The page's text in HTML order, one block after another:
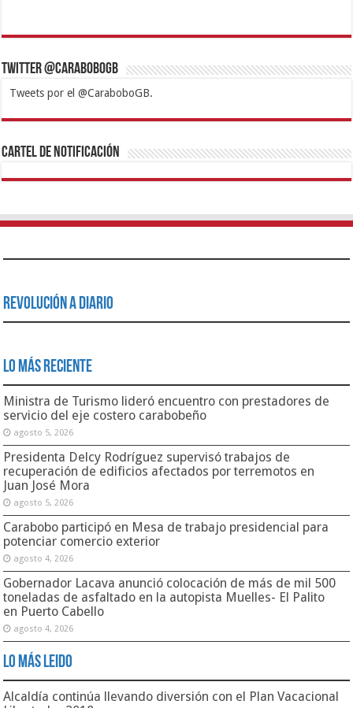
Twitter @CaraboboGB
Tweets por el @CaraboboGB.
1xbetBetturkeyBetistKralbetSupertotobetTipobetMatadorbetMariobet
https://mvbcasino.com/
Cartel de Notificación
Revolución a Diario
Lo Más Reciente
Ministra de Turismo lideró encuentro con prestadores de
servicio del eje costero carabobeño
agosto 5, 2026
Presidenta Delcy Rodríguez supervisó trabajos de
recuperación de edificios afectados por terremotos en
Juan José Mora
agosto 5, 2026
Carabobo participó en Mesa de trabajo presidencial para
potenciar comercio exterior
agosto 4, 2026
Gobernador Lacava anunció colocación de más de mil 500
toneladas de asfaltado en la autopista Muelles- El Palito
en Puerto Cabello
agosto 4, 2026
Lo Más Leido
Alcaldía continúa llevando diversión con el Plan Vacacional